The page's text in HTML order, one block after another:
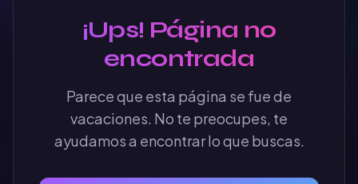
¡Ups! Página no
encontrada
Parece que esta página se fue de
vacaciones. No te preocupes, te
ayudamos a encontrar lo que buscas.